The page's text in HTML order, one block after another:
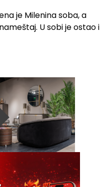
je Milenina soba, a
U sobi je ostao i